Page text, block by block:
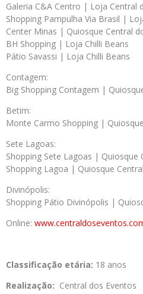
Galeria C&A Centro | Loja Central
Shopping Pampulha Via Brasil |
Center Minas | Quiosque Central
BH Shopping | Loja Chilli Beans
Pátio Savassi | Loja Chilli Beans
Contagem:
Big Shopping Contagem |
Betim:
Monte Carmo Shopping |
Sete Lagoas:
Shopping Sete Lagoas | Quiosque
Shopping Lagoa | Quiosque
Divinópolis:
Shopping Pátio Divinópolis |
Online:
Classificação etária: 18 anos
Realização: Central dos Eventos